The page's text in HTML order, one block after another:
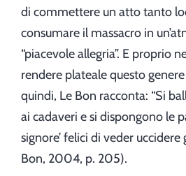
di commettere un atto tanto
consumare il massacro in
“piacevole allegria”. E proprio
rendere plateale questo
quindi, Le Bon racconta: “Si
ai cadaveri e si dispongono le
signore’ felici di veder uccidere
Bon, 2004, p. 205).